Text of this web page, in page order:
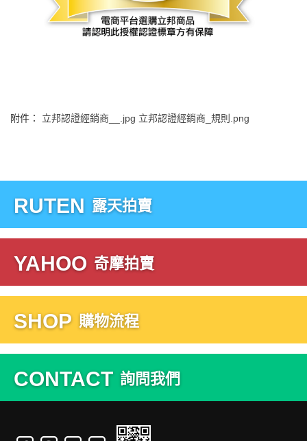
附件： 立邦認證經銷商__.jpg 立邦認證經銷商_規則.png
RUTEN 露天拍賣
YAHOO 奇摩拍賣
SHOP 購物流程
CONTACT 詢問我們